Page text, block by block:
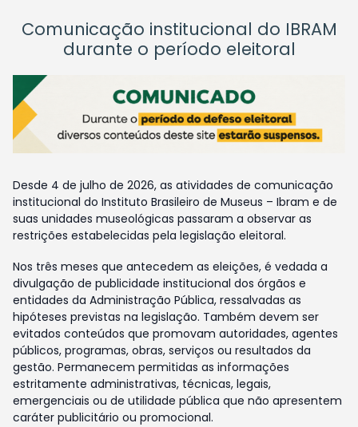
Comunicação institucional do IBRAM
durante o período eleitoral
Desde 4 de julho de 2026, as atividades de comunicação
institucional do Instituto Brasileiro de Museus – Ibram e de
suas unidades museológicas passaram a observar as
restrições estabelecidas pela legislação eleitoral.
Nos três meses que antecedem as eleições, é vedada a
divulgação de publicidade institucional dos órgãos e
entidades da Administração Pública, ressalvadas as
hipóteses previstas na legislação. Também devem ser
evitados conteúdos que promovam autoridades, agentes
públicos, programas, obras, serviços ou resultados da
gestão. Permanecem permitidas as informações
estritamente administrativas, técnicas, legais,
emergenciais ou de utilidade pública que não apresentem
caráter publicitário ou promocional.